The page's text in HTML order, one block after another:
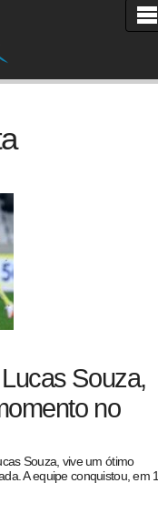
Souza,
no
Souza, vive um ótimo
A equipe conquistou, em